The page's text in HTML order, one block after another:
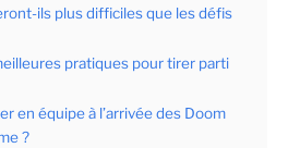
ils plus difficiles que les défis
pratiques pour tirer parti
en équipe à l’arrivée des Doom
?